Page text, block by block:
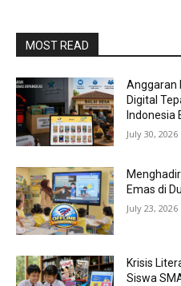
MOST READ
Anggaran
Digital
Indonesia
July 30, 2026
Emas di
July 23, 2026
Krisis
Siswa